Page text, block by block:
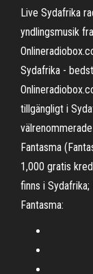
Live Sydafrika
yndlingsmusik
Sydafrika -
tillgängligt i
Fantasma
1,000 gratis
finns i
Fantasma: